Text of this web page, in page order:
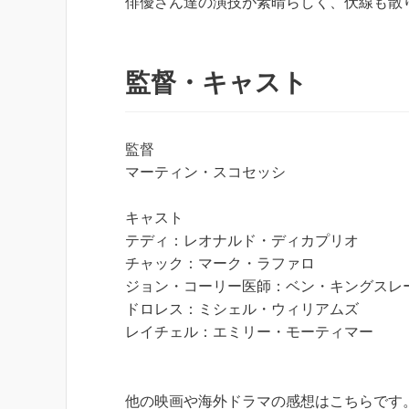
監督・キャスト
監督
マーティン・スコセッシ
キャスト
テディ：レオナルド・ディカプリオ
チャック：マーク・ラファロ
ジョン・コーリー医師：ベン・キングスレ
ドロレス：ミシェル・ウィリアムズ
レイチェル：エミリー・モーティマー
他の映画や海外ドラマの感想はこちらです。